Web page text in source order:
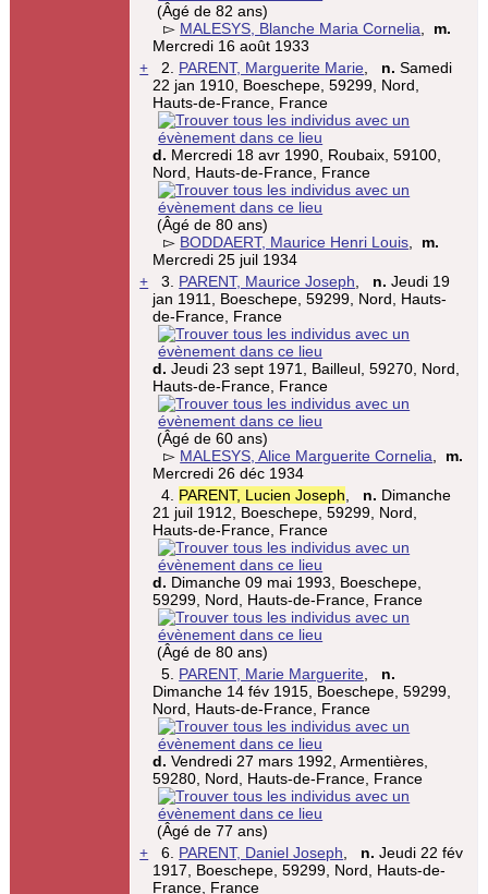
(Âgé de 82 ans)
▻ MALESYS, Blanche Maria Cornelia
m.
Mercredi 16 août 1933
+ 2. PARENT, Marguerite Marie n. Samedi
22 jan 1910, Boeschepe, 59299, Nord,
Hauts-de-France, France
d. Mercredi 18 avr 1990, Roubaix, 59100,
Nord, Hauts-de-France, France
(Âgé de 80 ans)
▻ BODDAERT, Maurice Henri Louis
m.
Mercredi 25 juil 1934
+ 3. PARENT, Maurice Joseph n. Jeudi 19
jan 1911, Boeschepe, 59299, Nord, Hauts-
de-France, France
d. Jeudi 23 sept 1971, Bailleul, 59270, Nord,
Hauts-de-France, France
(Âgé de 60 ans)
▻ MALESYS, Alice Marguerite Cornelia
m.
Mercredi 26 déc 1934
4. PARENT, Lucien Joseph n. Dimanche
21 juil 1912, Boeschepe, 59299, Nord,
Hauts-de-France, France
d. Dimanche 09 mai 1993, Boeschepe,
59299, Nord, Hauts-de-France, France
(Âgé de 80 ans)
5. PARENT, Marie Marguerite
n.
Dimanche 14 fév 1915, Boeschepe, 59299,
Nord, Hauts-de-France, France
d. Vendredi 27 mars 1992, Armentières,
59280, Nord, Hauts-de-France, France
(Âgé de 77 ans)
+ 6. PARENT, Daniel Joseph n. Jeudi 22 fév
1917, Boeschepe, 59299, Nord, Hauts-de-
France, France